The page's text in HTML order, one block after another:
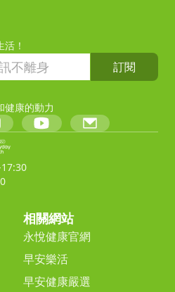
！
訂閱
健康的動力
相關網站
永悅健康官網
早安樂活
早安健康嚴選